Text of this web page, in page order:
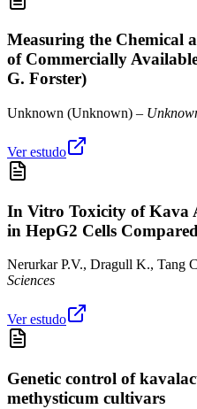
Measuring the Chemical
of Commercially
G. Forster)
Unknown (Unknown) –
Ver estudo
In Vitro Toxicity of Kava
in HepG2 Cells
Nerurkar P.V., Dragull K., Tang
Sciences
Ver estudo
Genetic control of
methysticum cultivars